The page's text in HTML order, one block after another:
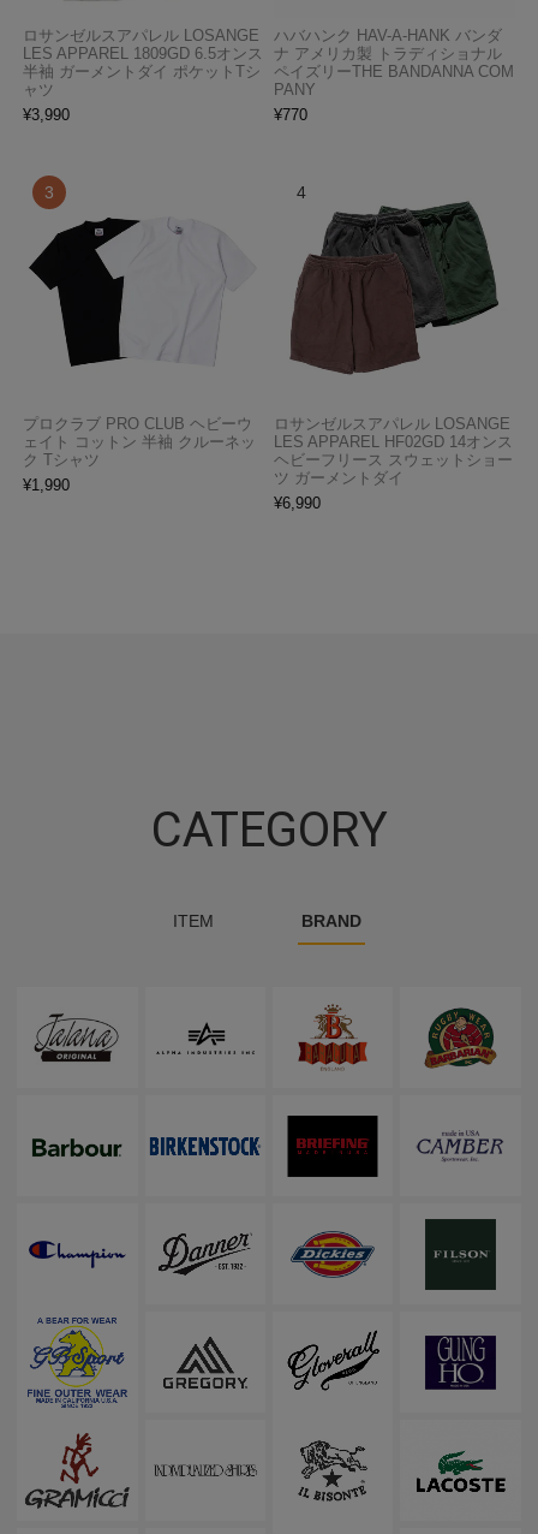
ロサンゼルスアパレル LOSANGE
LES APPAREL 1809GD 6.5オンス
半袖 ガーメントダイ ポケットTシ
ャツ
¥3,990
ハバハンク HAV-A-HANK バンダ
ナ アメリカ製 トラディショナル
ペイズリーTHE BANDANNA COM
PANY
¥770
プロクラブ PRO CLUB ヘビーウ
ェイト コットン 半袖 クルーネッ
ク Tシャツ
¥1,990
ロサンゼルスアパレル LOSANGE
LES APPAREL HF02GD 14オンス
ヘビーフリース スウェットショー
ツ ガーメントダイ
¥6,990
CATEGORY
ITEM BRAND